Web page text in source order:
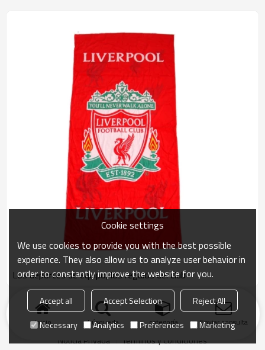
Los deportes de equipo, los regalos del club
producto Palabras Claves Blog Noticias
Caso
Problemas comunes
Enlace de amigo
Noticia Privada
Términos y Condiciones
Inicio búsqueda categoría Enviar consulta
Cookie settings
We use cookies to provide you with the best possible
experience. They also allow us to analyze user behavior in
order to constantly improve the website for you.
Accept all Accept Selection
Reject All
Necessary
Analytics Preferences Marketing